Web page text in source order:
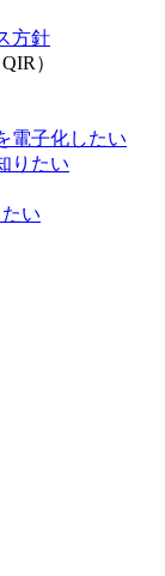
方針
）
電子化したい
りたい
い